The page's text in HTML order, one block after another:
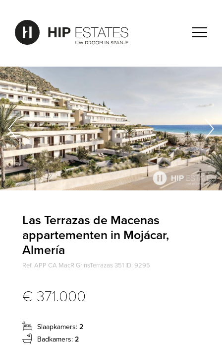
Las Terrazas de Macenas
appartementen in Mojácar,
Almería
Ref. APP CA MacR GrInsTerrazas 351 ID: 9295
€ 371.000
Slaapkamers: 2
Badkamers: 2